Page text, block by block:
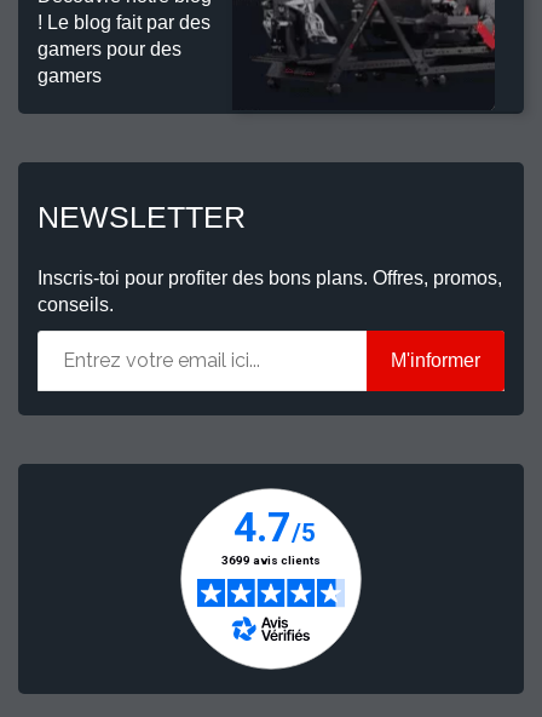
! Le blog fait par des
gamers pour des
gamers
NEWSLETTER
Inscris-toi pour profiter des bons plans. Offres, promos,
conseils.
M'informer